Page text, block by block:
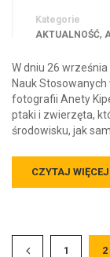
Kategorie
AKTUALNOŚĆ,
W dniu 26
Nauk
fotografii Anety
ptaki i zwierzęta,
środowisku, jak
CZYTAJ WIĘCEJ
1 2